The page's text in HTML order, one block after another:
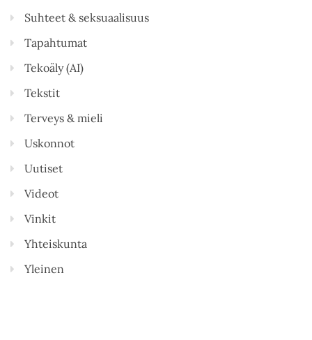
Suhteet & seksuaalisuus
Tapahtumat
Tekoäly (AI)
Tekstit
Terveys & mieli
Uskonnot
Uutiset
Videot
Vinkit
Yhteiskunta
Yleinen